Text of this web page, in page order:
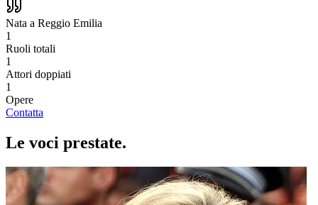
Nata a Reggio Emilia
1
Ruoli totali
1
Attori doppiati
1
Opere
Contatta
Le voci prestate.